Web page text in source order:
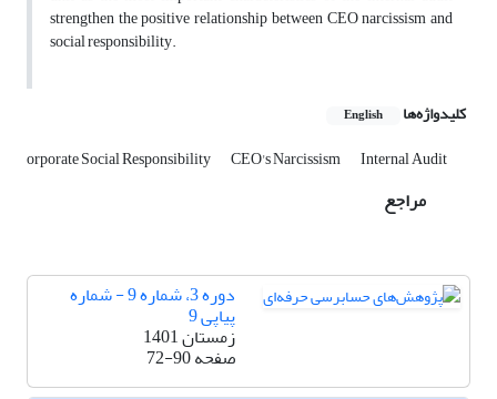
strengthen the positive relationship between CEO narcissism and
social responsibility.
کلیدواژه‌ها English
orporate Social Responsibility CEO's Narcissism Internal Audit
مراجع
دوره 3، شماره 9 - شماره
پیاپی 9
زمستان 1401
صفحه72-90